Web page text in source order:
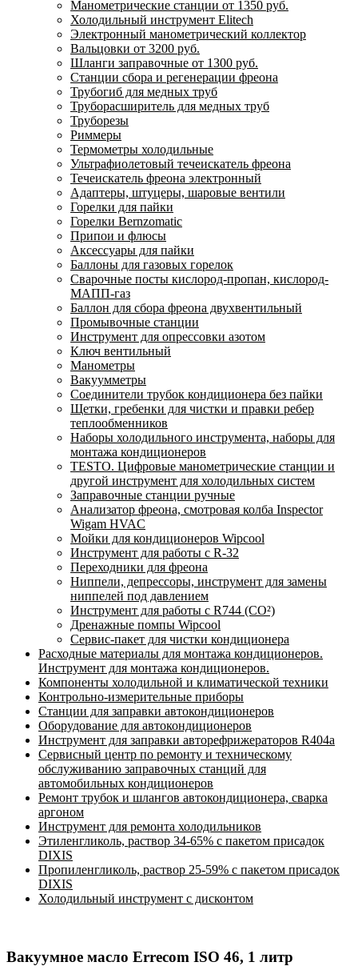
Манометрические станции от 1350 руб.
Холодильный инструмент Elitech
Электронный манометрический коллектор
Вальцовки от 3200 руб.
Шланги заправочные от 1300 руб.
Станции сбора и регенерации фреона
Трубогиб для медных труб
Труборасширитель для медных труб
Труборезы
Риммеры
Термометры холодильные
Ультрафиолетовый течеискатель фреона
Течеискатель фреона электронный
Адаптеры, штуцеры, шаровые вентили
Горелки для пайки
Горелки Bernzomatic
Припои и флюсы
Аксессуары для пайки
Баллоны для газовых горелок
Сварочные посты кислород-пропан, кислород-
МАПП-газ
Баллон для сбора фреона двухвентильный
Промывочные станции
Инструмент для опрессовки азотом
Ключ вентильный
Манометры
Вакуумметры
Соединители трубок кондиционера без пайки
Щетки, гребенки для чистки и правки ребер
теплообменников
Наборы холодильного инструмента, наборы для
монтажа кондиционеров
TESTO. Цифровые манометрические станции и
другой инструмент для холодильных систем
Заправочные станции ручные
Анализатор фреона, смотровая колба Inspector
Wigam HVAC
Мойки для кондиционеров Wipcool
Инструмент для работы с R-32
Переходники для фреона
Ниппели, депрессоры, инструмент для замены
ниппелей под давлением
Инструмент для работы с R744 (CO²)
Дренажные помпы Wipcool
Сервис-пакет для чистки кондиционера
Расходные материалы для монтажа кондиционеров.
Инструмент для монтажа кондиционеров.
Компоненты холодильной и климатической техники
Контрольно-измерительные приборы
Станции для заправки автокондиционеров
Оборудование для автокондиционеров
Инструмент для заправки авторефрижераторов R404a
Сервисный центр по ремонту и техническому
обслуживанию заправочных станций для
автомобильных кондиционеров
Ремонт трубок и шлангов автокондиционера, сварка
аргоном
Инструмент для ремонта холодильников
Этиленгликоль, раствор 34-65% с пакетом присадок
DIXIS
Пропиленгликоль, раствор 25-59% с пакетом присадок
DIXIS
Холодильный инструмент с дисконтом
Вакуумное масло Errecom ISO 46, 1 литр